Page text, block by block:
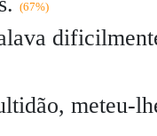
(67%)
meteu-